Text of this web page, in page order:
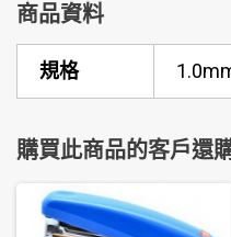
商品資料
規格
購買此商品的客戶還